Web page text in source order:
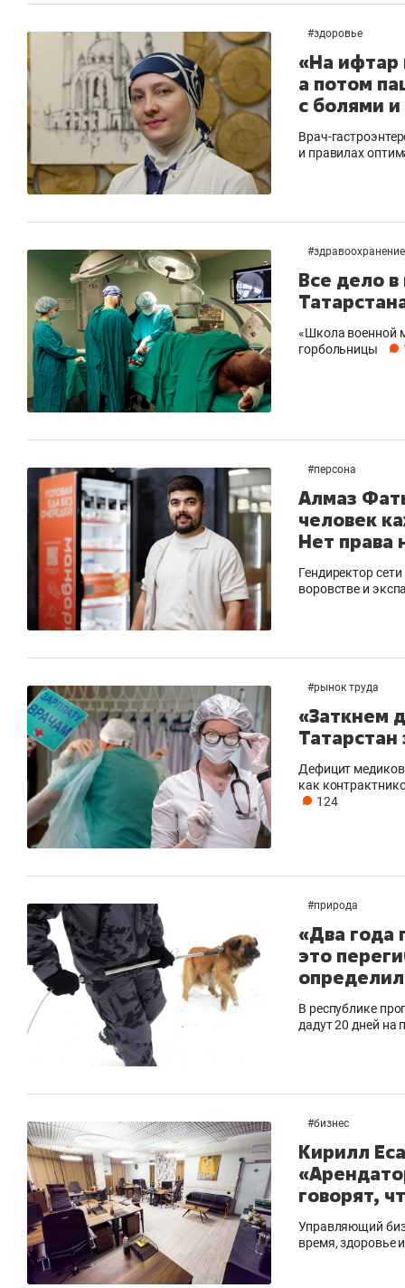
#здоровье
«На ифтар
а потом
с болями
Врач-
и правилах
#здравоохранение
Все дело
«Школа военной
горбольницы
#персона
Алмаз
человек
Нет права
Гендиректор
воровстве и
#рынок труда
«Заткнем
Дефицит медиков
как
124
#природа
«Два года
это
В республике
дадут 20 дней на
#бизнес
Кирилл
говорят,
Управляющий
время, здоровье